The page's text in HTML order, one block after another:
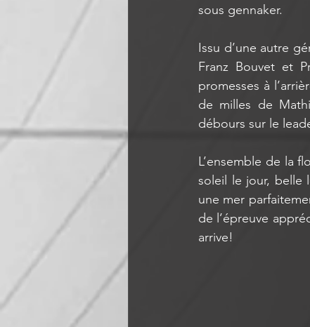
sous gennaker.
Issu d’une autre
Franz Bouvet et
promesses à
de milles de
débours sur le
L’ensemble de la
soleil le jour, belle
une mer
de l’épreuve
arrive!